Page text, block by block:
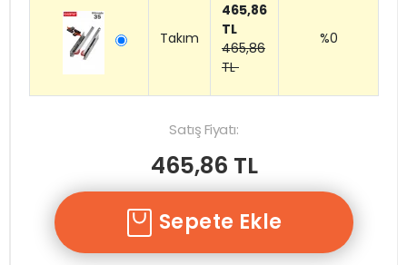
Takım
465,86
TL
465,86
TL
%0
Satış Fiyatı:
465,86 TL
Sepete Ekle